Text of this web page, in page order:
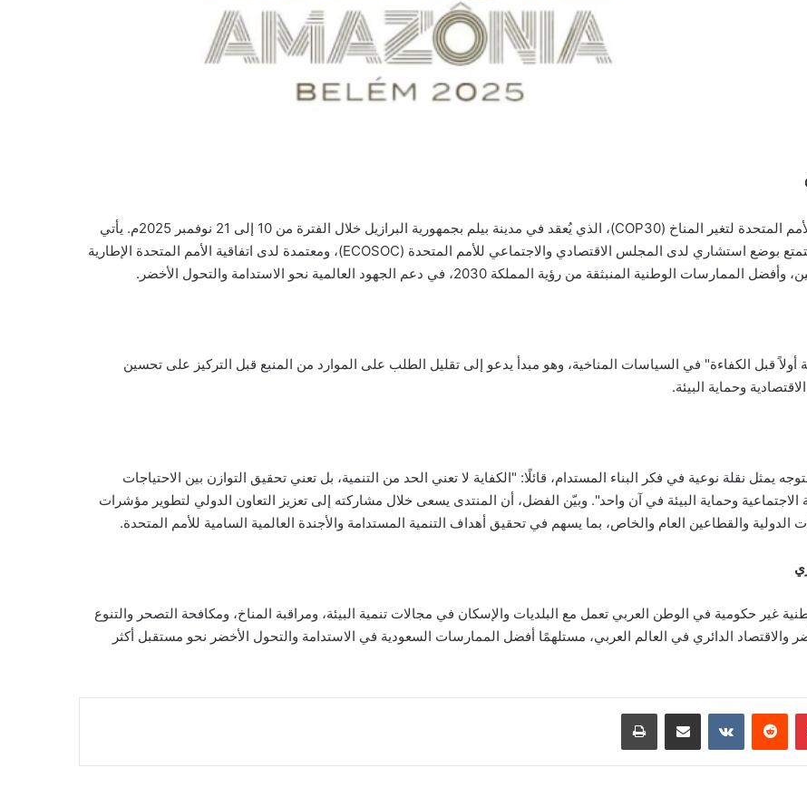
يشارك المنتدى السعودي للأبنية الخضراء في أعمال مؤتمر الأمم المتحدة لتغير المناخ (COP30)، الذي يُعقد في مدينة بيلم بجمهورية البرازيل خلال الفترة من 10 إلى 21 نوفمبر 2025م. يأتي
حضور المنتدى امتدادًا لدوره الريادي بصفته مؤسسة وطنية تتمتع بوضع استشاري لدى المجلس الاقتصادي والاجتماعي للأمم المتحدة (ECOSOC)، ومعتمدة لدى اتفاقية الأمم المتحدة الإطارية
قبل الكفاءة" في السياسات المناخية، وهو مبدأ يدعو إلى تقليل الطلب على الموارد من المنبع قبل التركيز على تحسين
وحماية البيئة.
يمثل نقلة نوعية في فكر البناء المستدام، قائلًا: "الكفاية لا تعني الحد من التنمية، بل تعني تحقيق التوازن بين الاحتياجات
الاجتماعية وحماية البيئة في آن واحد". وبيّن الفضل، أن المنتدى يسعى خلال مشاركته إلى تعزيز التعاون الدولي لتطوير مؤشرات
والقطاعين العام والخاص، بما يسهم في تحقيق أهداف التنمية المستدامة والأجندة العالمية السامية للأمم المتحدة.
غير حكومية في الوطن العربي تعمل مع البلديات والإسكان في مجالات تنمية البيئة، ومراقبة المناخ، ومكافحة التصحر والتنوع
والاقتصاد الدائري في العالم العربي، مستلهمًا أفضل الممارسات السعودية في الاستدامة والتحول الأخضر نحو مستقبل أكثر
بينتيريست